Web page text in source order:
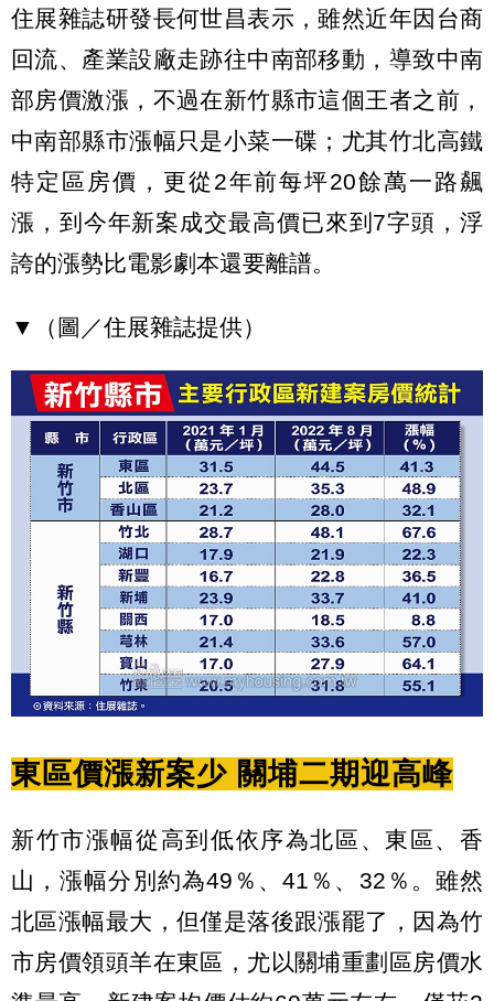
住展雜誌研發長何世昌表示，雖然近年因台商
回流、產業設廠走跡往中南部移動，導致中南
部房價激漲，不過在新竹縣市這個王者之前，
中南部縣市漲幅只是小菜一碟；尤其竹北高鐵
特定區房價，更從2年前每坪20餘萬一路飆
漲，到今年新案成交最高價已來到7字頭，浮
誇的漲勢比電影劇本還要離譜。
▼（圖／住展雜誌提供）
東區價漲新案少 關埔二期迎高峰
新竹市漲幅從高到低依序為北區、東區、香
山，漲幅分別約為49％、41％、32％。雖然
北區漲幅最大，但僅是落後跟漲罷了，因為竹
市房價領頭羊在東區，尤以關埔重劃區房價水